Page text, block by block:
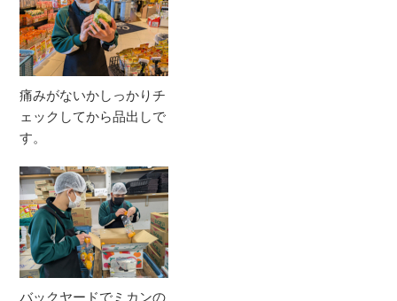
痛みがないかしっかりチ
ェックしてから品出しで
す。
バックヤードでミカンの